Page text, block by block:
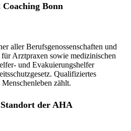
Bonn
aller Berufsgenossenschaften und
Arztpraxen sowie medizinischen
und Evakuierungshelfer
Qualifiziertes
zählt.
der AHA